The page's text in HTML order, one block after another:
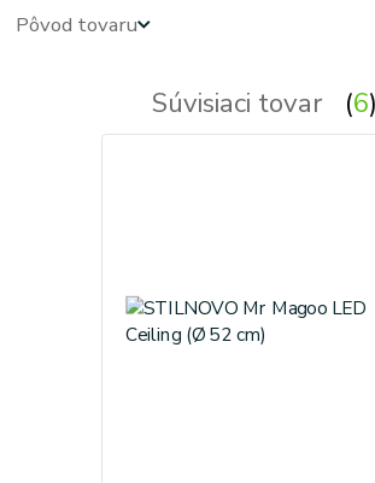
Pôvod tovaru
Súvisiaci tovar 6